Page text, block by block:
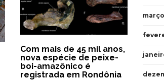
Com mais de 45 mil anos,
nova espécie de peixe-
boi-amazônico é
registrada em Rondônia